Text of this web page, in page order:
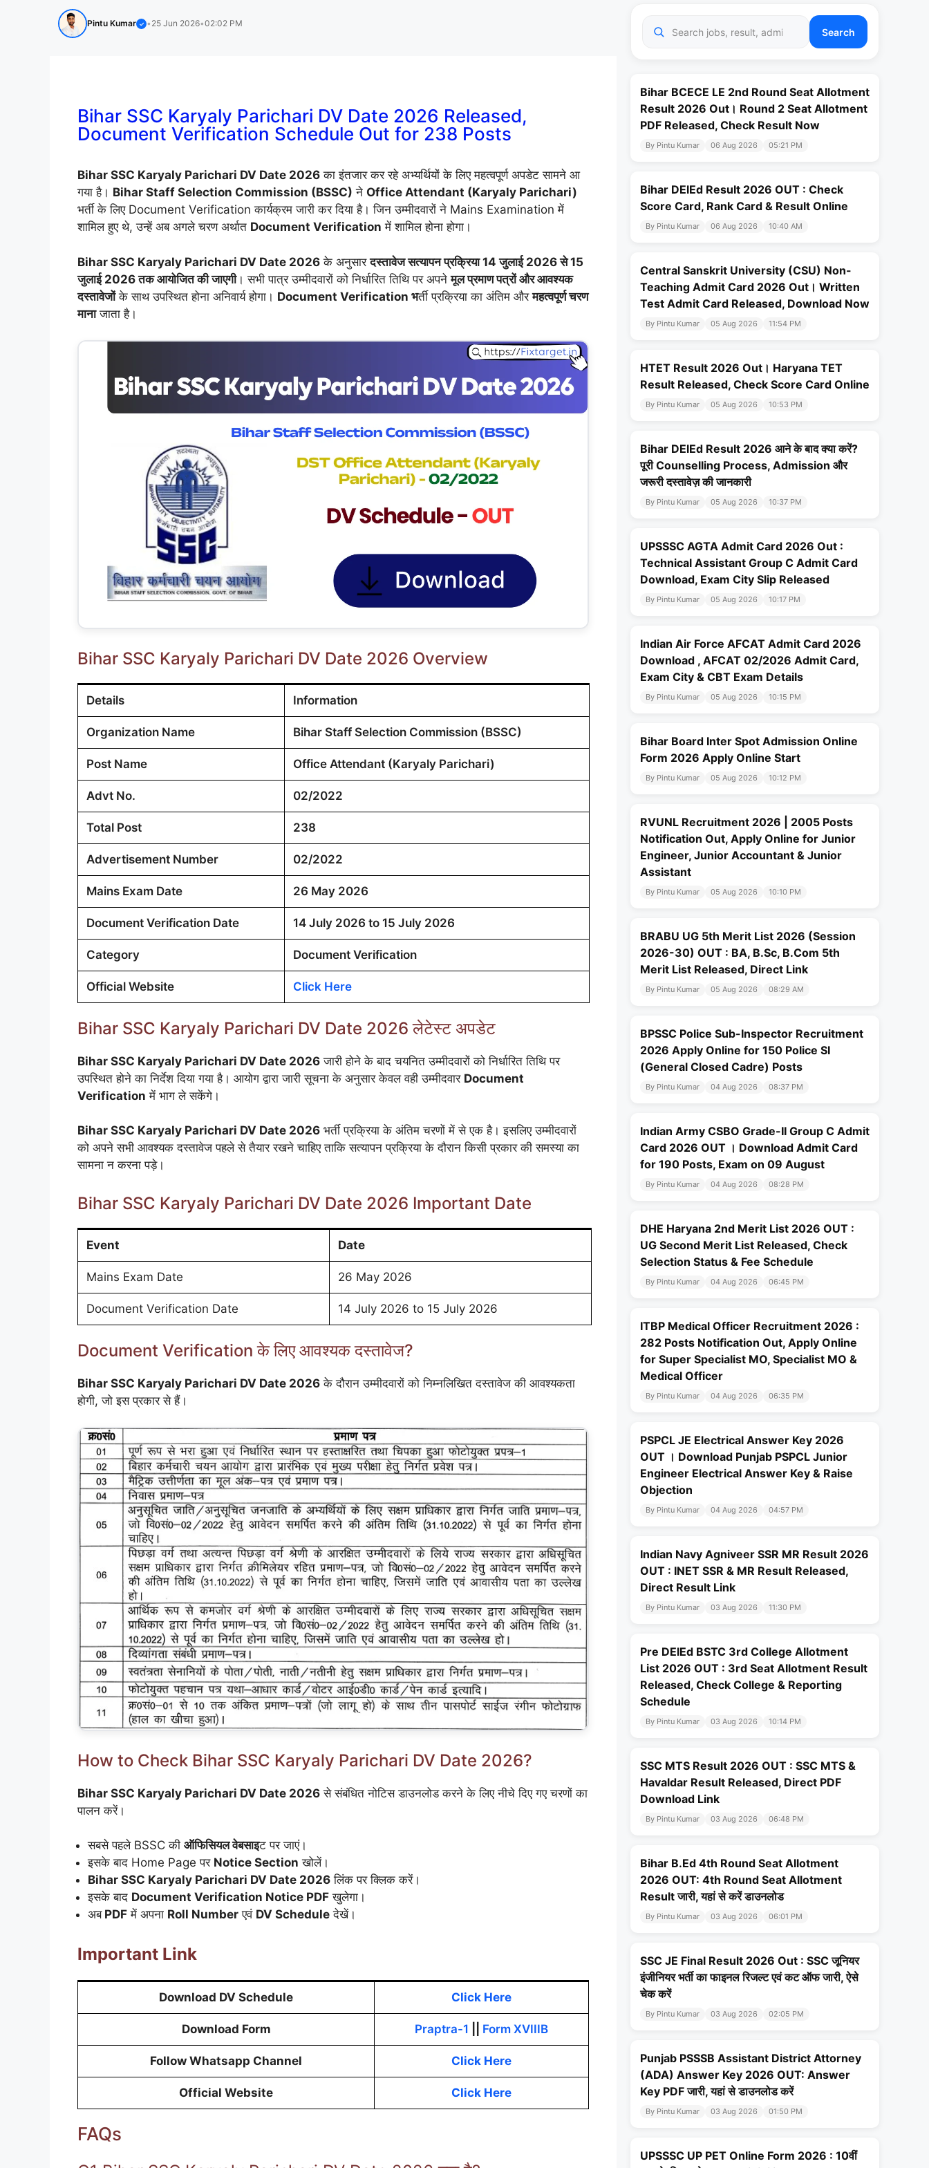
Pintu Kumar ✓ • 25 Jun 2026•02:02 PM
Bihar SSC Karyaly Parichari DV Date 2026 Released,
Document Verification Schedule Out for 238 Posts
Bihar SSC Karyaly Parichari DV Date 2026 का इंतजार कर रहे अभ्यर्थियों के लिए महत्वपूर्ण अपडेट सामने आ
गया है। Bihar Staff Selection Commission (BSSC) ने Office Attendant (Karyaly Parichari)
भर्ती के लिए Document Verification कार्यक्रम जारी कर दिया है। जिन उम्मीदवारों ने Mains Examination में
शामिल हुए थे, उन्हें अब अगले चरण अर्थात Document Verification में शामिल होना होगा।
Bihar SSC Karyaly Parichari DV Date 2026 के अनुसारदस्तावेज सत्यापन प्रक्रिया 14 जुलाई 2026 से 15
जुलाई 2026 तक आयोजित की जाएगी। सभी पात्र उम्मीदवारों को निर्धारित तिथि पर अपनेमूल प्रमाण पत्रों और आवश्यक
दस्तावेजोंके साथ उपस्थित होना अनिवार्य होगा। Document Verification भर्ती प्रक्रिया का अंतिम औरमहत्वपूर्ण चरण
मानाजाता है।
Bihar SSC Karyaly Parichari DV Date 2026 Overview
Details Information
Organization Name Bihar Staff Selection Commission (BSSC)
Post Name Office Attendant (Karyaly Parichari)
Advt No. 02/2022
Total Post 238
Advertisement Number 02/2022
Mains Exam Date 26 May 2026
Document Verification Date 14 July 2026 to 15 July 2026
Category Document Verification
Official Website Click Here
Bihar SSC Karyaly Parichari DV Date 2026 लेटेस्ट अपडेट
Bihar SSC Karyaly Parichari DV Date 2026 जारी होने के बाद चयनित उम्मीदवारों को निर्धारित तिथि पर
उपस्थित होने का निर्देश दिया गया है। आयोग द्वारा जारी सूचना के अनुसार केवल वही उम्मीदवार Document
Verification में भाग ले सकेंगे।
Bihar SSC Karyaly Parichari DV Date 2026 भर्ती प्रक्रिया के अंतिम चरणों में से एक है। इसलिए उम्मीदवारों
को अपने सभी आवश्यक दस्तावेज पहले से तैयार रखने चाहिए ताकि सत्यापन प्रक्रिया के दौरान किसी प्रकार की समस्या का
सामना न करना पड़े।
Bihar SSC Karyaly Parichari DV Date 2026 Important Date
Event Date
Mains Exam Date 26 May 2026
Document Verification Date 14 July 2026 to 15 July 2026
Document Verification के लिए आवश्यक दस्तावेज?
Bihar SSC Karyaly Parichari DV Date 2026 के दौरान उम्मीदवारों को निम्नलिखित दस्तावेज की आवश्यकता
होगी, जो इस प्रकार से हैं।
How to Check Bihar SSC Karyaly Parichari DV Date 2026?
Bihar SSC Karyaly Parichari DV Date 2026 से संबंधित नोटिस डाउनलोड करने के लिए नीचे दिए गए चरणों का
पालन करें।
सबसे पहले BSSC की ऑफिसियल वेबसाइट पर जाएं।
इसके बाद Home Page पर Notice Section खोलें।
Bihar SSC Karyaly Parichari DV Date 2026 लिंक पर क्लिक करें।
इसके बाद Document Verification Notice PDF खुलेगा।
अबPDF में अपना Roll Number एवं DV Schedule देखें।
Important Link
Download DV Schedule Click Here
Download Form Praptra-1 Form XVIIIB
Follow Whatsapp Channel Click Here
Official Website Click Here
FAQs
Search
Bihar BCECE LE 2nd Round Seat Allotment
Result 2026 Out। Round 2 Seat Allotment
PDF Released, Check Result Now
By Pintu Kumar 06 Aug 2026 05:21 PM
Bihar DElEd Result 2026 OUT : Check
Score Card, Rank Card & Result Online
By Pintu Kumar 06 Aug 2026 10:40 AM
Central Sanskrit University (CSU) Non-
Teaching Admit Card 2026 Out। Written
Test Admit Card Released, Download Now
By Pintu Kumar 05 Aug 2026 11:54 PM
HTET Result 2026 Out। Haryana TET
Result Released, Check Score Card Online
By Pintu Kumar 05 Aug 2026 10:53 PM
Bihar DElEd Result 2026 आने के बाद क्या करें?
पूरी Counselling Process, Admission और
जरूरी दस्तावेज़ की जानकारी
By Pintu Kumar 05 Aug 2026 10:37 PM
UPSSSC AGTA Admit Card 2026 Out :
Technical Assistant Group C Admit Card
Download, Exam City Slip Released
By Pintu Kumar 05 Aug 2026 10:17 PM
Indian Air Force AFCAT Admit Card 2026
Download , AFCAT 02/2026 Admit Card,
Exam City & CBT Exam Details
By Pintu Kumar 05 Aug 2026 10:15 PM
Bihar Board Inter Spot Admission Online
Form 2026 Apply Online Start
By Pintu Kumar 05 Aug 2026 10:12 PM
RVUNL Recruitment 2026 | 2005 Posts
Notification Out, Apply Online for Junior
Engineer, Junior Accountant & Junior
Assistant
By Pintu Kumar 05 Aug 2026 10:10 PM
BRABU UG 5th Merit List 2026 (Session
2026-30) OUT : BA, B.Sc, B.Com 5th
Merit List Released, Direct Link
By Pintu Kumar 05 Aug 2026 08:29 AM
BPSSC Police Sub-Inspector Recruitment
2026 Apply Online for 150 Police SI
(General Closed Cadre) Posts
By Pintu Kumar 04 Aug 2026 08:37 PM
Indian Army CSBO Grade-II Group C Admit
Card 2026 OUT । Download Admit Card
for 190 Posts, Exam on 09 August
By Pintu Kumar 04 Aug 2026 08:28 PM
DHE Haryana 2nd Merit List 2026 OUT :
UG Second Merit List Released, Check
Selection Status & Fee Schedule
By Pintu Kumar 04 Aug 2026 06:45 PM
ITBP Medical Officer Recruitment 2026 :
282 Posts Notification Out, Apply Online
for Super Specialist MO, Specialist MO &
Medical Officer
By Pintu Kumar 04 Aug 2026 06:35 PM
PSPCL JE Electrical Answer Key 2026
OUT । Download Punjab PSPCL Junior
Engineer Electrical Answer Key & Raise
Objection
By Pintu Kumar 04 Aug 2026 04:57 PM
Indian Navy Agniveer SSR MR Result 2026
OUT : INET SSR & MR Result Released,
Direct Result Link
By Pintu Kumar 03 Aug 2026 11:30 PM
Pre DElEd BSTC 3rd College Allotment
List 2026 OUT : 3rd Seat Allotment Result
Released, Check College & Reporting
Schedule
By Pintu Kumar 03 Aug 2026 10:14 PM
SSC MTS Result 2026 OUT : SSC MTS &
Havaldar Result Released, Direct PDF
Download Link
By Pintu Kumar 03 Aug 2026 06:48 PM
Bihar B.Ed 4th Round Seat Allotment
2026 OUT: 4th Round Seat Allotment
Result जारी, यहां से करें डाउनलोड
By Pintu Kumar 03 Aug 2026 06:01 PM
SSC JE Final Result 2026 Out : SSC जूनियर
इंजीनियर भर्ती का फाइनल रिजल्ट एवं कट ऑफ जारी, ऐसे
चेक करें
By Pintu Kumar 03 Aug 2026 02:05 PM
Punjab PSSSB Assistant District Attorney
(ADA) Answer Key 2026 OUT: Answer
Key PDF जारी, यहां से डाउनलोड करें
By Pintu Kumar 03 Aug 2026 01:50 PM
UPSSSC UP PET Online Form 2026 : 10वीं